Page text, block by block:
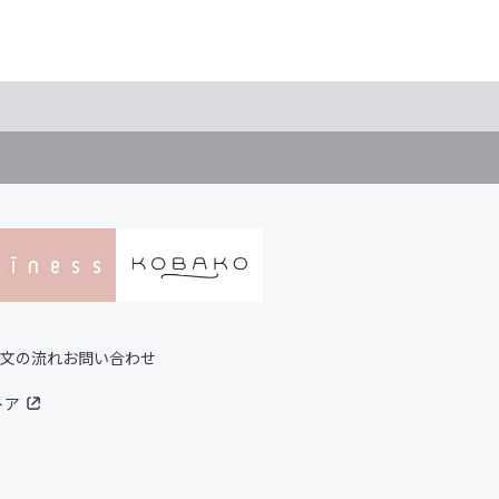
の流れお問い合わせ